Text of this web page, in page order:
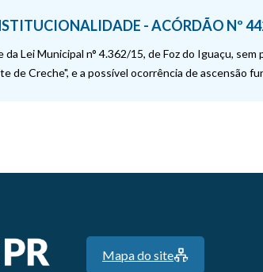
- ACÓRDÃO Nº
Lei Municipal n° 4.362/15, de Foz do Iguaçu,
de Creche", e a possível ocorrência de ascensão
Mapa do site